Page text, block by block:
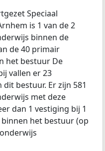
Speciaal
is 1 van de 2
binnen de
de 40 primair
het bestuur De
vallen er 23
bestuur. Er zijn 581
met deze
dan 1 vestiging bij 1
het bestuur (op